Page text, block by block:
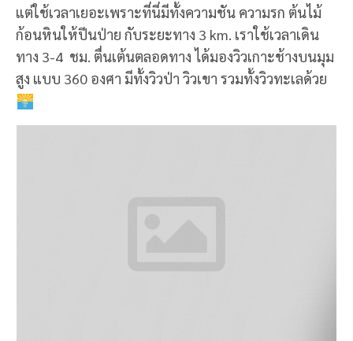
แต่ใช้เวลาเยอะเพราะที่นี่มีทั้งความชัน ความรก ต้นไม้
ก้อนหินให้ปีนป่าย กับระยะทาง 3 km. เราใช้เวลาเดิน
ทาง 3-4 ชม. ตื่นเต้นตลอดทาง ได้มองวิวเกาะช้างบนมุม
สูง แบบ 360 องศา มีทั้งวิวป่า วิวเขา รวมทั้งวิวทะเลด้วย